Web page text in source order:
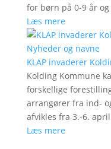
for børn på 0-9 år og
Læs mere
Nyheder og navne
KLAP invaderer
Kolding Kommune
forskellige
arrangører fra ind-
afvikles fra 3.-6. april
Læs mere